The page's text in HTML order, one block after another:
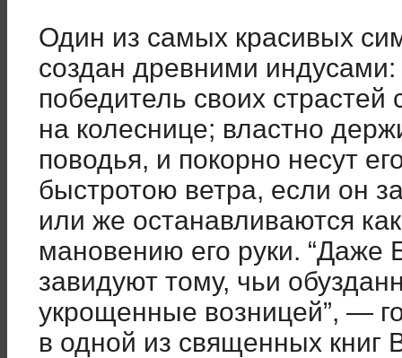
Один из самых красивых
создан древними индусами:
победитель своих страстей
на колеснице; властно
поводья, и покорно несут
быстротою ветра, если он
или же останавливаются
мановению его руки. “Даже
завидуют тому, чьи
укрощенные возницей”, —
в одной из священных книг